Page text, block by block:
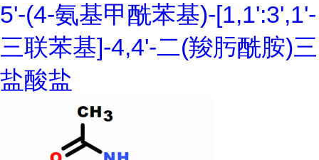
5'-(4-氨基甲酰苯基)-[1,1':3',1'-
三联苯基]-4,4'-二(羧肟酰胺)三
盐酸盐